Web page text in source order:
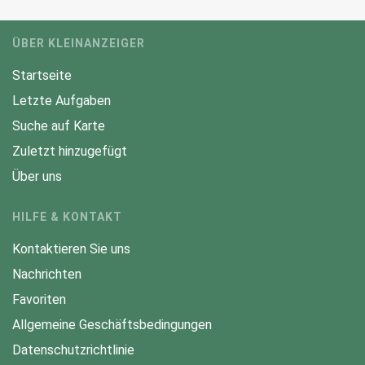
Transexuelle Abenteuer 0
ÜBER KLEINANZEIGER
Startseite
Letzte Aufgaben
Suche auf Karte
Zuletzt hinzugefügt
Über uns
HILFE & KONTAKT
Kontaktieren Sie uns
Nachrichten
Favoriten
Allgemeine Geschäftsbedingungen
Datenschutzrichtlinie